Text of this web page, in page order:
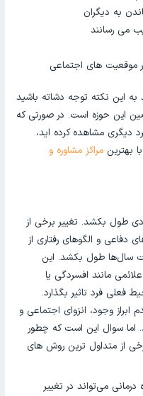
به دیگران
می رسانند
موقعیت های اجتماعی
به این نکته توجه دشاته باشید
این حوزه است. در صورتی که
دیگری مشاهده کرده اید،
بهترینمراکز مشاوره و
طول بکشد. تغییر برخی از
دفاعی و الگوهای رفتاری از
سال‌ها طول بکشد. این
مانند افسردگی یا
فرد تاثیر بگذارد.
ابراز وجود، انزوای اجتماعی و
اما سوال این است که چطور
از متداول ترین روش های
درمانی می‌تواند در تغییر